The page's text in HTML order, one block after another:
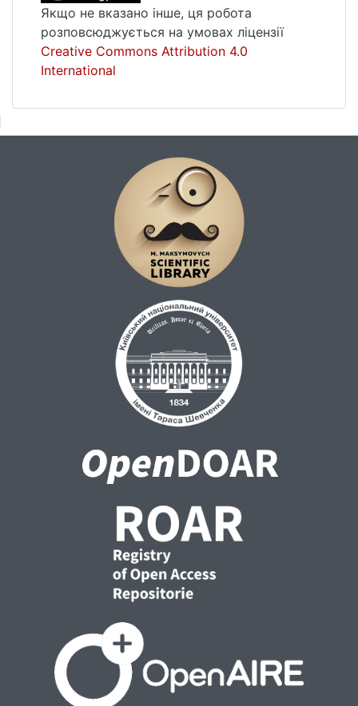
Якщо не вказано інше, ця робота
розповсюджується на умовах ліцензії
Creative Commons Attribution 4.0
International